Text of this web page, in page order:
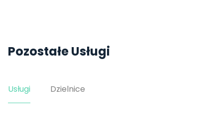
Pozostałe Usługi
Usługi Dzielnice